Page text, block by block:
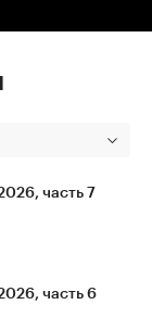
часть 7
часть 6